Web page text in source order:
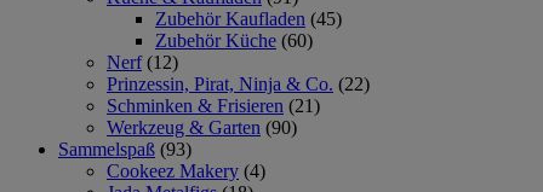
Zubehör Kaufladen (45)
Zubehör Küche (60)
Nerf (12)
Prinzessin, Pirat, Ninja & Co. (22)
Schminken & Frisieren (21)
Werkzeug & Garten (90)
Sammelspaß (93)
Cookeez Makery (4)